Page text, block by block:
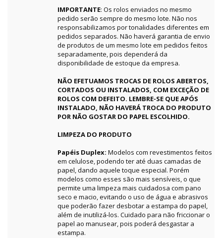
IMPORTANTE: Os rolos enviados no mesmo
pedido serão sempre do mesmo lote. Não nos
responsabilizamos por tonalidades diferentes em
pedidos separados. Não haverá garantia de envio
de produtos de um mesmo lote em pedidos feitos
separadamente, pois dependerá da
disponibilidade de estoque da empresa.
NÃO EFETUAMOS TROCAS DE ROLOS ABERTOS,
CORTADOS OU INSTALADOS, COM EXCEÇÃO DE
ROLOS COM DEFEITO. LEMBRE-SE QUE APÓS
INSTALADO, NÃO HAVERÁ TROCA DO PRODUTO
POR NÃO GOSTAR DO PAPEL ESCOLHIDO.
LIMPEZA DO PRODUTO
Papéis Duplex: Modelos com revestimentos feitos
em celulose, podendo ter até duas camadas de
papel, dando aquele toque especial. Porém
modelos como esses são mais sensíveis, o que
permite uma limpeza mais cuidadosa com pano
seco e macio, evitando o uso de água e abrasivos
que poderão fazer desbotar a estampa do papel,
além de inutilizá-los. Cuidado para não friccionar o
papel ao manusear, pois poderá desgastar a
estampa.